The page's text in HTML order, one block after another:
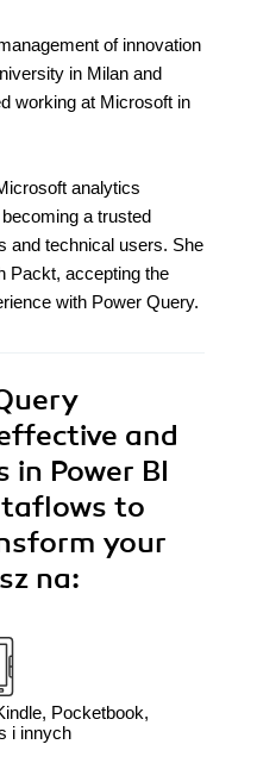
of innovation
in Milan and
working at Microsoft in
analytics
a trusted
and technical users. She
Packt, accepting the
with Power Query.
and
in Power BI
to
your
na:
Pocketbook,
i innych